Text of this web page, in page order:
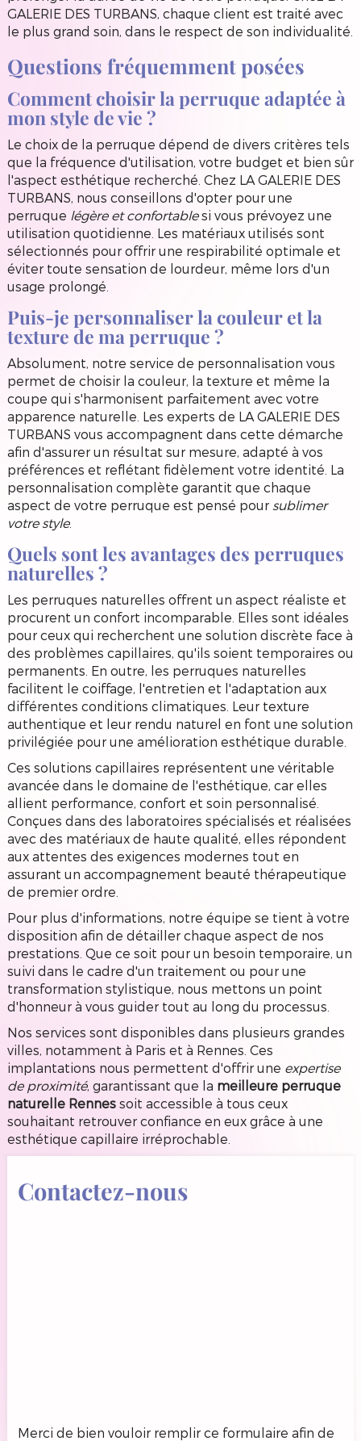
GALERIE DES TURBANS, chaque client est traité avec
le plus grand soin, dans le respect de son individualité.
Questions fréquemment posées
Comment choisir la perruque adaptée à
mon style de vie ?
Le choix de la perruque dépend de divers critères tels
que la fréquence d'utilisation, votre budget et bien sûr
l'aspect esthétique recherché. Chez LA GALERIE DES
TURBANS, nous conseillons d'opter pour une
perruque légère et confortablesi vous prévoyez une
utilisation quotidienne. Les matériaux utilisés sont
sélectionnés pour offrir une respirabilité optimale et
éviter toute sensation de lourdeur, même lors d'un
usage prolongé.
Puis-je personnaliser la couleur et la
texture de ma perruque ?
Absolument, notre service de personnalisation vous
permet de choisir la couleur, la texture et même la
coupe qui s'harmonisent parfaitement avec votre
apparence naturelle. Les experts de LA GALERIE DES
TURBANS vous accompagnent dans cette démarche
afin d'assurer un résultat sur mesure, adapté à vos
préférences et reflétant fidèlement votre identité. La
personnalisation complète garantit que chaque
aspect de votre perruque est pensé pour sublimer
votre style.
Quels sont les avantages des perruques
naturelles ?
Les perruques naturelles offrent un aspect réaliste et
procurent un confort incomparable. Elles sont idéales
pour ceux qui recherchent une solution discrète face à
des problèmes capillaires, qu'ils soient temporaires ou
permanents. En outre, les perruques naturelles
facilitent le coiffage, l'entretien et l'adaptation aux
différentes conditions climatiques. Leur texture
authentique et leur rendu naturel en font une solution
privilégiée pour une amélioration esthétique durable.
Ces solutions capillaires représentent une véritable
avancée dans le domaine de l'esthétique, car elles
allient performance, confort et soin personnalisé.
Conçues dans des laboratoires spécialisés et réalisées
avec des matériaux de haute qualité, elles répondent
aux attentes des exigences modernes tout en
assurant un accompagnement beauté thérapeutique
de premier ordre.
Pour plus d'informations, notre équipe se tient à votre
disposition afin de détailler chaque aspect de nos
prestations. Que ce soit pour un besoin temporaire, un
suivi dans le cadre d'un traitement ou pour une
transformation stylistique, nous mettons un point
d'honneur à vous guider tout au long du processus.
Nos services sont disponibles dans plusieurs grandes
villes, notamment à Paris et à Rennes. Ces
implantations nous permettent d'offrir une expertise
de proximité, garantissant que la meilleure perruque
naturelle Rennessoit accessible à tous ceux
souhaitant retrouver confiance en eux grâce à une
esthétique capillaire irréprochable.
Contactez-nous
Merci de bien vouloir remplir ce formulaire afin de